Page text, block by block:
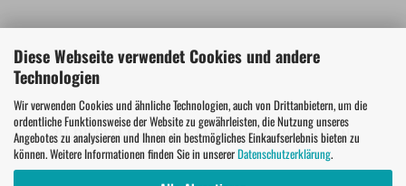
Diese Webseite verwendet Cookies und andere
Technologien
Wir verwenden Cookies und ähnliche Technologien, auch von Drittanbietern, um die
ordentliche Funktionsweise der Website zu gewährleisten, die Nutzung unseres
Angebotes zu analysieren und Ihnen ein bestmögliches Einkaufserlebnis bieten zu
können. Weitere Informationen finden Sie in unsererDatenschutzerklärung.
ZU DIESEM PRODUKT EMPFEHLEN WIR IHNEN: